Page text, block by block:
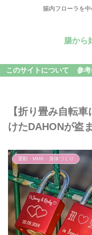
腸内フローラを
腸から
このサイトについて 参
【折り畳み自転
けたDAHONが盗
運動・MMA・身体づくり